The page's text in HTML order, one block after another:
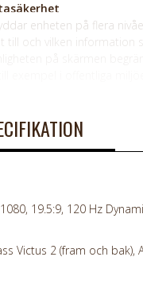
enheten på flera
till och vilken information
19.5:9, 120 Hz
Victus 2 (fram och bak),